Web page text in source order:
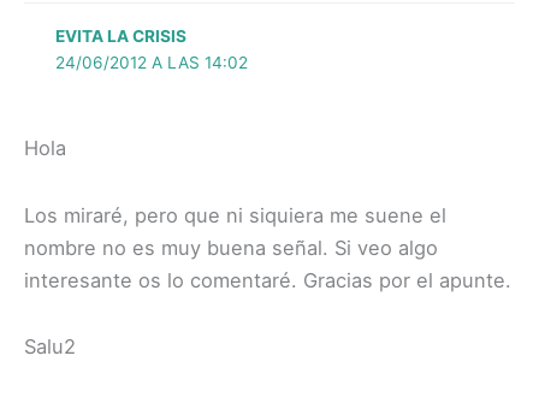
EVITA LA CRISIS
24/06/2012 A LAS 14:02
Hola
Los miraré, pero que ni siquiera me suene el
nombre no es muy buena señal. Si veo algo
interesante os lo comentaré. Gracias por el apunte.
Salu2